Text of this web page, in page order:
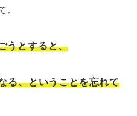
。
うとすると、
る、ということを忘れて